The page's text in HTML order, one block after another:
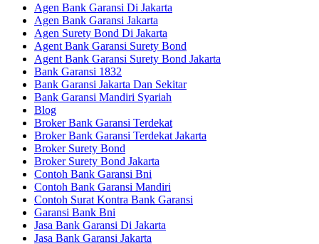
Agen Bank Garansi Di Jakarta
Agen Bank Garansi Jakarta
Agen Surety Bond Di Jakarta
Agent Bank Garansi Surety Bond
Agent Bank Garansi Surety Bond Jakarta
Bank Garansi 1832
Bank Garansi Jakarta Dan Sekitar
Bank Garansi Mandiri Syariah
Blog
Broker Bank Garansi Terdekat
Broker Bank Garansi Terdekat Jakarta
Broker Surety Bond
Broker Surety Bond Jakarta
Contoh Bank Garansi Bni
Contoh Bank Garansi Mandiri
Contoh Surat Kontra Bank Garansi
Garansi Bank Bni
Jasa Bank Garansi Di Jakarta
Jasa Bank Garansi Jakarta